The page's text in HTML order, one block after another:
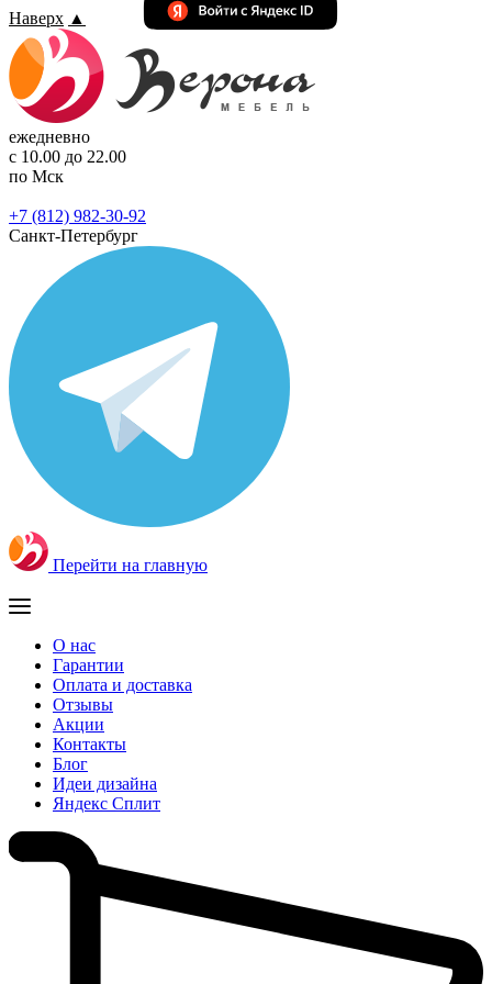
Наверх ▲
ежедневно
с 10.00 до 22.00
по Мск
+7 (812) 982-30-92
Санкт-Петербург
Перейти на главную
О нас
Гарантии
Оплата и доставка
Отзывы
Акции
Контакты
Блог
Идеи дизайна
Яндекс Сплит